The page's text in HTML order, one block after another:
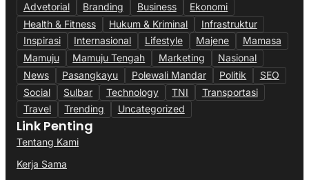
Advetorial Branding Business
Ekonomi
Health & Fitness
Hukum & Kriminal
Infrastruktur
Inspirasi
Internasional Lifestyle Majene
Mamasa
Mamuju
Mamuju Tengah Marketing
Nasional
News
Pasangkayu Polewali Mandar Politik
SEO
Social
Sulbar Technology TNI
Transportasi
Travel
Trending Uncategorized
Link Penting
Tentang Kami
Kerja Sama